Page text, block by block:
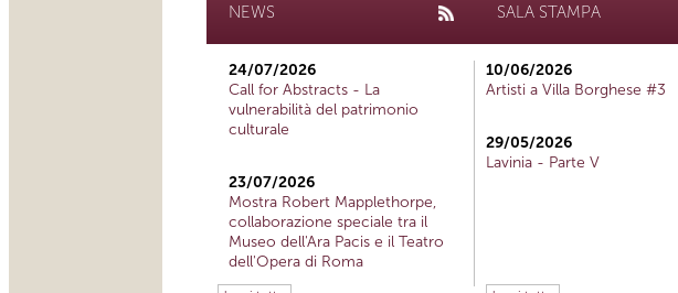
NEWS
24/07/2026
Call for Abstracts - La
vulnerabilità del patrimonio
culturale
23/07/2026
Mostra Robert Mapplethorpe,
collaborazione speciale tra il
Museo dell'Ara Pacis e il Teatro
dell'Opera di Roma
SALA STAMPA
10/06/2026
Artisti a Villa Borghese #3
29/05/2026
Lavinia - Parte V